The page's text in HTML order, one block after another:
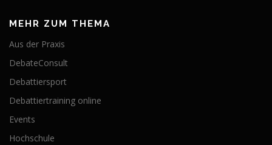
MEHR ZUM THEMA
Aus der Praxis
DebateConsult
Debattiersport
Debattiertraining online
Events
Hochschule